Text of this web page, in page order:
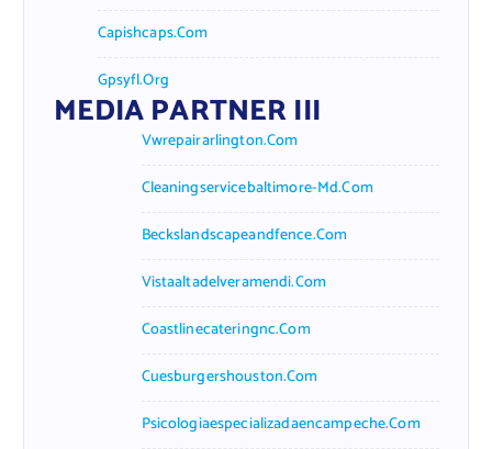
Capishcaps.com
Gpsyfl.org
MEDIA PARTNER III
Vwrepairarlington.com
Cleaningservicebaltimore-Md.com
Beckslandscapeandfence.com
Vistaaltadelveramendi.com
Coastlinecateringnc.com
Cuesburgershouston.com
Psicologiaespecializadaencampeche.com